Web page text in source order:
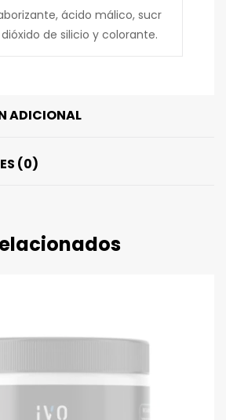
ácido málico, sucr
de silicio y colorante.
ADICIONAL
(0)